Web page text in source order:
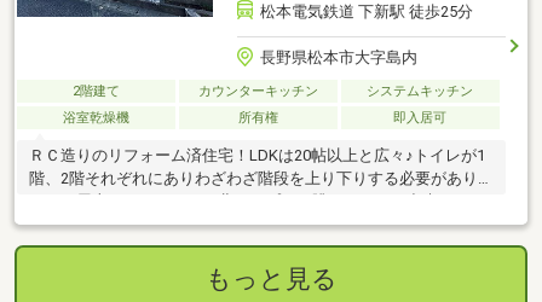
松本電気鉄道 下新駅 徒歩25分
長野県松本市大字島内
2階建て カウンターキッチン
システムキッチン
浴室乾燥機
所有権 即入居可
ＲＣ造りのリフォーム済住宅！LDKは20帖以上と広々♪トイレが1
階、2階それぞれにありわざわざ階段を上り下りする必要がありま
せん。屋上テラスからは、北アルプスを眺めることが出来ます。
もっと見る